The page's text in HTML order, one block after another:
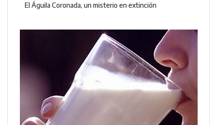
El Águila Coronada, un misterio en extinción